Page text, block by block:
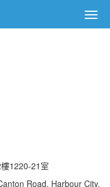
1220-21室
Road, Harbour City,